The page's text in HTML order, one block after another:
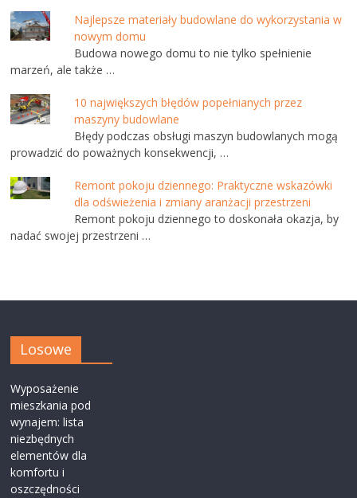
Najlepsze materiały budowlane do wykorzystania w
nowym domu
Budowa nowego domu to nie tylko spełnienie
marzeń, ale także …
10 największych błędów popełnianych przez
maszyny budowlane
Błędy podczas obsługi maszyn budowlanych mogą
prowadzić do poważnych konsekwencji, …
Remont pokoju dziennego: Praktyczne wskazówki
dla odświeżenia i zmiany aranżacji przestrzeni
Remont pokoju dziennego to doskonała okazja, by
nadać swojej przestrzeni …
Losowe
Wyposażenie
mieszkania pod
wynajem: lista
niezbędnych
elementów dla
komfortu i
oszczędności